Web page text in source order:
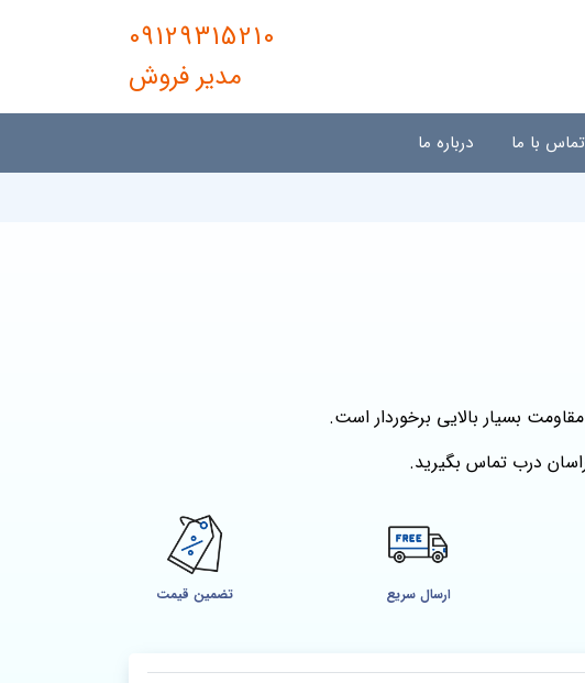
09129315210
مدیر فروش
تماس با ما درباره ما
بسیار بالایی برخوردار است.
درب تماس بگیرید.
ارسال سریع تضمین قیمت